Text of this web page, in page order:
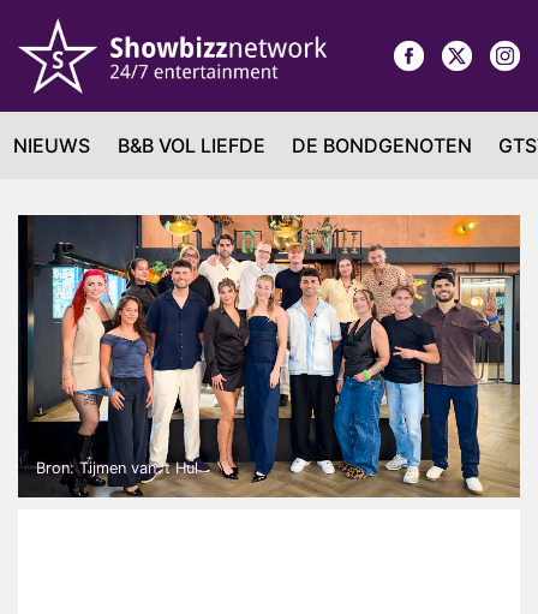
NIEUWS B&B VOL LIEFDE DE BONDGENOTEN
Bron: Tijmen van 't Hul